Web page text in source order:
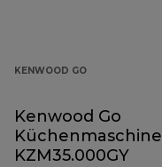
KENWOOD GO
Kenwood Go
Küchenmaschine
KZM35.000GY